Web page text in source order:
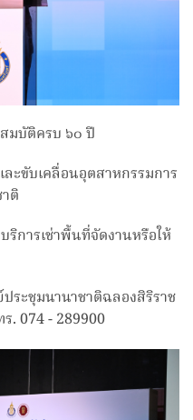
มบัติครบ ๖๐ ปี
ขับเคลื่อนอุตสาหกรรมการ
ติ
ริการเช่าพื้นที่จัดงานหรือให้
ระชุมนานาชาติฉลองสิริราช
. 074 - 289900